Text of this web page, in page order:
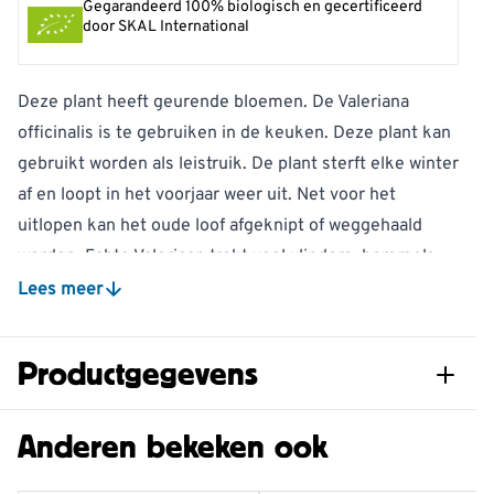
Gegarandeerd 100% biologisch en gecertificeerd
door SKAL International
Deze plant heeft geurende bloemen. De Valeriana
officinalis is te gebruiken in de keuken. Deze plant kan
gebruikt worden als leistruik. De plant sterft elke winter
af en loopt in het voorjaar weer uit. Net voor het
uitlopen kan het oude loof afgeknipt of weggehaald
worden. Echte Valeriaan trekt veel vlinders, hommels
en andere soorten insecten aan. Deze insecten dienen
Een rijke nectarbron voor bijen en vlinders.
Inspiratie voor in de tuin:
Prachtig in natuurlijke beplanting, langs vijvers of in
Lees meer
Productgegevens
Artikelnummer 822470120
Anderen bekeken ook